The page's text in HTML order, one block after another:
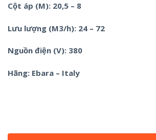
Cột áp (M): 20,5 – 8
Lưu lượng (M3/h): 24 – 72
Nguồn điện (V): 380
Hãng: Ebara – Italy